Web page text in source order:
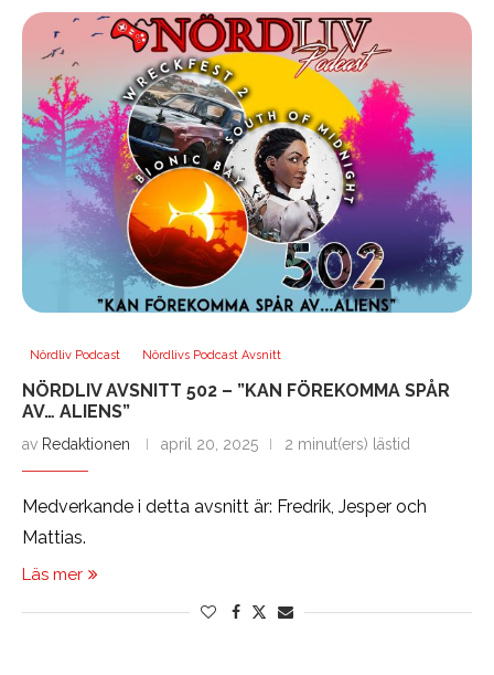
Nördliv Podcast Nördlivs Podcast Avsnitt
NÖRDLIV AVSNITT 502 – ”KAN FÖREKOMMA SPÅR
AV… ALIENS”
av Redaktionen april 20, 2025 2 minut(ers) lästid
Medverkande i detta avsnitt är: Fredrik, Jesper och
Mattias.
Läs mer